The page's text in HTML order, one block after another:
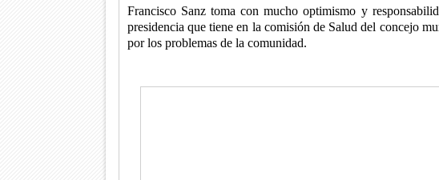
Francisco Sanz toma con mucho optimismo y
presidencia que tiene en la comisión de Salud del concejo
por los problemas de la comunidad.